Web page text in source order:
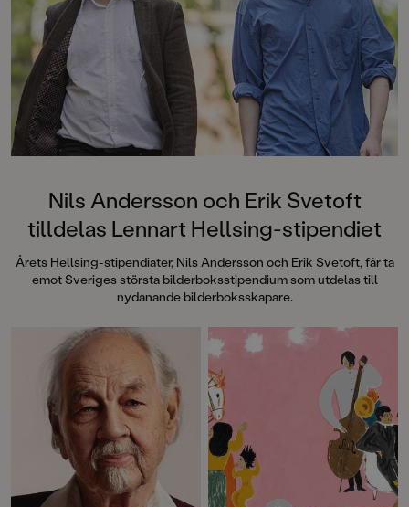
Nils Andersson och Erik Svetoft
tilldelas Lennart Hellsing-stipendiet
Årets Hellsing-stipendiater, Nils Andersson och Erik Svetoft, får ta
emot Sveriges största bilderboksstipendium som utdelas till
nydanande bilderboksskapare.